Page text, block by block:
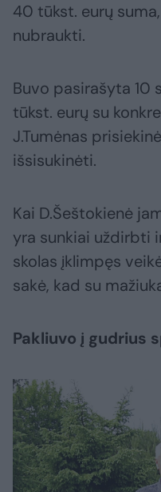
40 tūkst. eurų
nubraukti.
Buvo pasirašyta 10
tūkst. eurų su
J.Tumėnas
išsisukinėti.
Kai D.Šeštokienė
yra sunkiai uždirbti
skolas įklimpęs
sakė, kad su
Pakliuvo į gudrius